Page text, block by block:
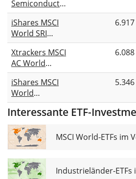
ETF 1C
Semiconductor
UCITS ETF
iShares MSCI
World SRI
UCITS ETF EUR
(Acc)
6.917
Xtrackers MSCI
AC World
Screened
UCITS ETF 1C
6.088
iShares MSCI
World
Screened
UCITS ETF USD
(Acc)
5.346
Interessante ETF-
MSCI World-ETFs im
Industrieländer-ETFs